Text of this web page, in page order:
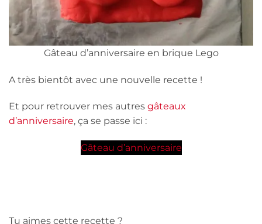
Gâteau d’anniversaire en brique Lego
A très bientôt avec une nouvelle recette !
Et pour retrouver mes autres gâteaux
d’anniversaire, ça se passe ici :
Gâteau d’anniversaire
Tu aimes cette recette ?